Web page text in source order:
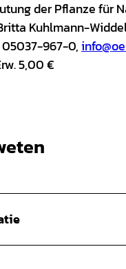
der Pflanze für
967-0,
€